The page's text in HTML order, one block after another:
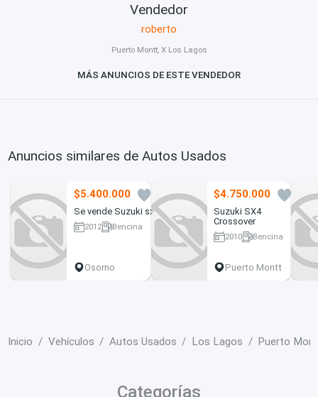
Vendedor
roberto
Puerto Montt, X Los Lagos
MÁS ANUNCIOS DE ESTE VENDEDOR
Anuncios similares de Autos Usados
$5.400.000
Se vende Suzuki sx4
2012
Bencina
Osorno
$4.750.000
Suzuki SX4
Crossover
2010
Bencina
Puerto Montt
Inicio Vehículos Autos Usados Los Lagos Puerto
Categorías